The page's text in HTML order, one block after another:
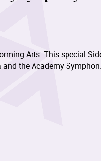
Arts. This special
the Academy
and collaboration.